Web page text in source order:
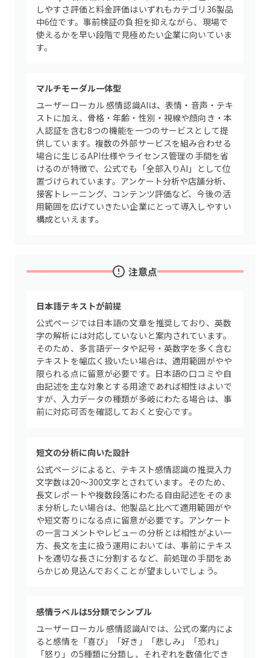
しやすさ評価と料金評価はいずれもカテゴリ36製品
中6位です。事前検証の負担を抑えながら、現場で
使えるかを早い段階で見極めたい企業に向いていま
す。
マルチモーダル一体型
ユーザーローカル 感情認識AIは、表情・音声・テキ
ストに加え、骨格・年齢・性別・視線や顔向き・本
人認証を含む8つの機能を一つのサービスとして提
供しています。複数の外部サービスを組み合わせる
場合に生じるAPI仕様やライセンス管理の手間を省
けるのが特徴で、公式でも「全部入りAI」として位
置づけられています。アンケート分析や店舗分析、
接客トレーニング、コンテンツ評価など、今後の活
用範囲を広げていきたい企業にとって導入しやすい
構成といえます。
注意点
日本語テキストが前提
公式ページでは日本語の文章を推奨しており、英数
字の解析には対応していないと案内されています。
そのため、多言語データや記号・英数字を多く含む
テキストを幅広く扱いたい場合は、適用範囲がやや
限られる点に留意が必要です。日本語の口コミや自
由記述を主な対象とする用途であれば相性はよいで
すが、入力データの種類が多岐にわたる場合は、事
前に対応可否を確認しておくと安心です。
短文の分析に向いた設計
公式ページによると、テキスト感情認識の推奨入力
文字数は20〜300文字とされています。そのため、
長文レポートや複数段落にわたる自由記述をそのま
ま分析したい場合は、他製品と比べて適用範囲がや
や短文寄りになる点に留意が必要です。アンケート
の一言コメントやレビューの分析とは相性がよい一
方、長文を主に扱う運用においては、事前にテキス
トを適切な長さに分割するなど、前処理の手間をあ
らかじめ見込んでおくことが望ましいでしょう。
感情ラベルは5分類でシンプル
ユーザーローカル 感情認識AIでは、公式の案内によ
ると感情を「喜び」「好き」「悲しみ」「恐れ」
「怒り」の5種類に分類し、それぞれを数値化でき